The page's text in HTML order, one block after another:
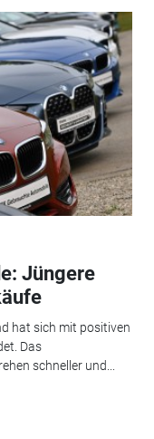
Jüngere
hat sich mit positiven
Das
schneller und...